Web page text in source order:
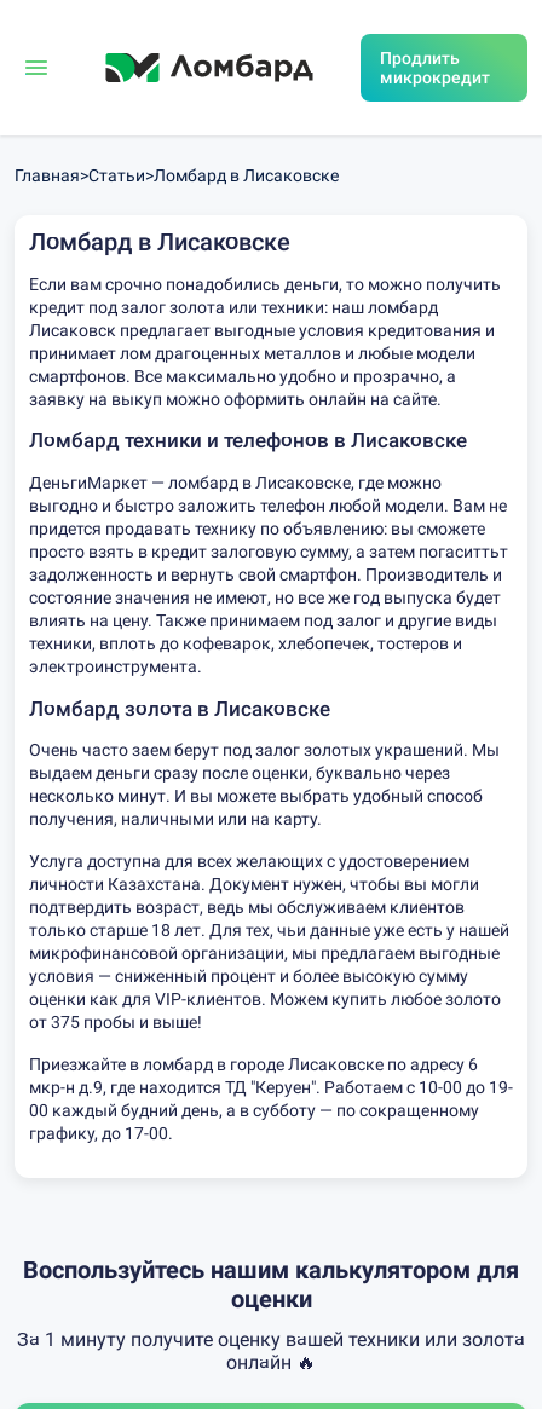
Продлить
микрокредит
Главная>Статьи>Ломбард в Лисаковске
Ломбард в Лисаковске
Если вам срочно понадобились деньги, то можно получить
кредит под залог золота или техники: наш ломбард
Лисаковск предлагает выгодные условия кредитования и
принимает лом драгоценных металлов и любые модели
смартфонов. Все максимально удобно и прозрачно, а
заявку на выкуп можно оформить онлайн на сайте.
Ломбард техники и телефонов в Лисаковске
ДеньгиМаркет — ломбард в Лисаковске, где можно
выгодно и быстро заложить телефон любой модели. Вам не
придется продавать технику по объявлению: вы сможете
просто взять в кредит залоговую сумму, а затем погаситтьт
задолженность и вернуть свой смартфон. Производитель и
состояние значения не имеют, но все же год выпуска будет
влиять на цену. Также принимаем под залог и другие виды
техники, вплоть до кофеварок, хлебопечек, тостеров и
электроинструмента.
Ломбард золота в Лисаковске
Очень часто заем берут под залог золотых украшений. Мы
выдаем деньги сразу после оценки, буквально через
несколько минут. И вы можете выбрать удобный способ
получения, наличными или на карту.
Услуга доступна для всех желающих с удостоверением
личности Казахстана. Документ нужен, чтобы вы могли
подтвердить возраст, ведь мы обслуживаем клиентов
только старше 18 лет. Для тех, чьи данные уже есть у нашей
микрофинансовой организации, мы предлагаем выгодные
условия — сниженный процент и более высокую сумму
оценки как для VIP-клиентов. Можем купить любое золото
от 375 пробы и выше!
Приезжайте в ломбард в городе Лисаковске по адресу 6
мкр-н д.9, где находится ТД "Керуен". Работаем с 10-00 до 19-
00 каждый будний день, а в субботу — по сокращенному
графику, до 17-00.
Воспользуйтесь нашим калькулятором для
оценки
За 1 минуту получите оценку вашей техники или золота
онлайн 🔥